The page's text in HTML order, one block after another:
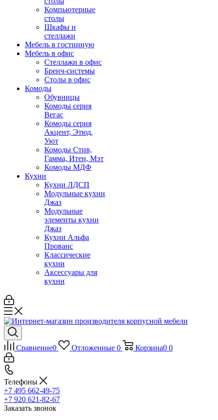
Компьютерные
столы
Шкафы и
стеллажи
Мебель в гостинную
Мебель в офис
Стеллажи в офис
Бренч-системы
Столы в офис
Комоды
Обувницы
Комоды серия
Вегас
Комоды серия
Акцент, Этюд,
Уют
Комоды Стив,
Гамма, Итен, Мэт
Комоды МДФ
Кухни
Кухни ЛДСП
Модульные кухни
Джаз
Модульные
элементы кухни
Джаз
Кухни Альфа
Прованс
Классические
кухни
Аксессуары для
кухни
Сравнение0 Отложенные 0 Корзина0 0
Телефоны
+7 495 662-49-75
+7 920 621-82-67
Заказать звонок